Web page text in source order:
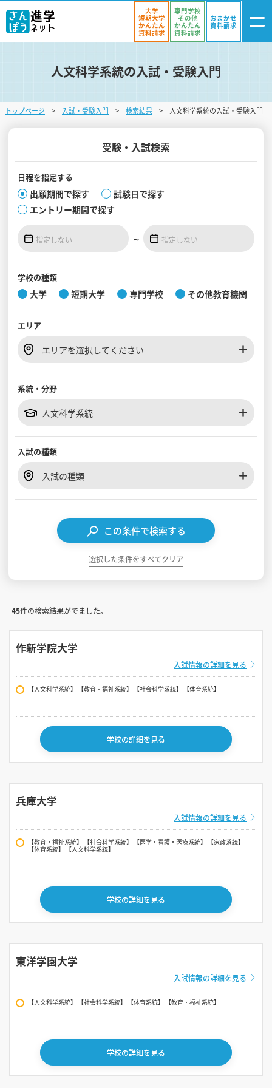
ログイン
・登録
気になる
学校を探す
オープンキャンパスを探す
入試・受験入門
見学会WEB手引書
大学
短期大学
かんたん
資料請求
専門学校
その他
かんたん
資料請求
おまかせ
資料請求
人文科学系統の入試・受験入門
トップページ 入試・受験入門 検索結果 人文科学系統の入試・受験入門
受験・入試検索
日程を指定する
出願期間で探す
試験日で探す
エントリー期間で探す
～
学校の種類
大学 短期大学 専門学校 その他教育機関
エリア
エリアを選択してください
系統・分野
人文科学系統
入試の種類
入試の種類
この条件で検索する
選択した条件をすべてクリア
45件の検索結果がでました。
作新学院大学
入試情報の詳細を見る
【人文科学系統】 【教育・福祉系統】 【社会科学系統】 【体育系統】
学校の詳細を見る
兵庫大学
入試情報の詳細を見る
【教育・福祉系統】 【社会科学系統】 【医学・看護・医療系統】 【家政系統】
【体育系統】 【人文科学系統】
学校の詳細を見る
東洋学園大学
入試情報の詳細を見る
【人文科学系統】 【社会科学系統】 【体育系統】 【教育・福祉系統】
学校の詳細を見る